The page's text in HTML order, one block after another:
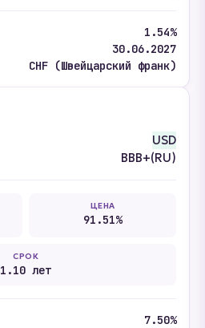
1.54%
30.06.2027
CHF (Швейцарский франк)
USD
BBB+(RU)
ЦЕНА
91.51%
СРОК
1.10 лет
7.50%